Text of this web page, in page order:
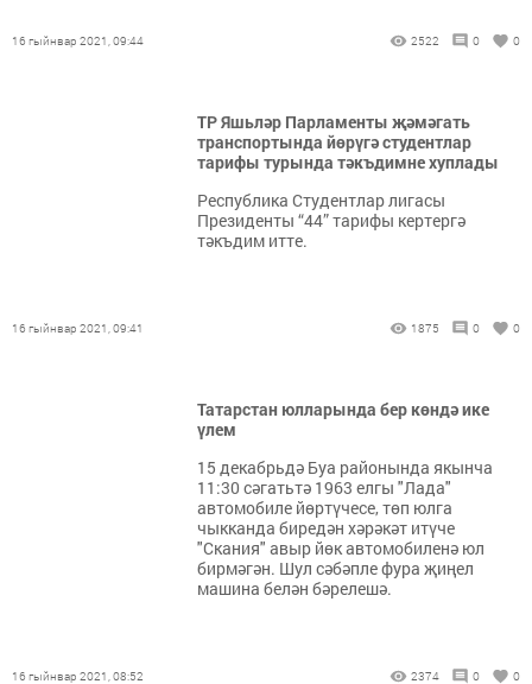
16 гыйнвар 2021, 09:44 2522 0 0
ТР Яшьләр Парламенты җәмәгать
транспортында йөрүгә студентлар
тарифы турында тәкъдимне хуплады
Республика Студентлар лигасы
Президенты “44” тарифы кертергә
тәкъдим итте.
16 гыйнвар 2021, 09:41 1875 0 0
Татарстан юлларында бер көндә ике
үлем
15 декабрьдә Буа районында якынча
11:30 сәгатьтә 1963 елгы "Лада"
автомобиле йөртүчесе, төп юлга
чыкканда биредән хәрәкәт итүче
"Скания" авыр йөк автомобиленә юл
бирмәгән. Шул сәбәпле фура җиңел
машина белән бәрелешә.
16 гыйнвар 2021, 08:52 2374 0 0